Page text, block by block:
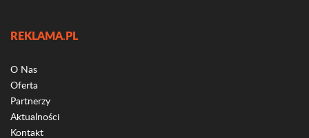
REKLAMA.PL
O Nas
Oferta
Partnerzy
Aktualności
Kontakt